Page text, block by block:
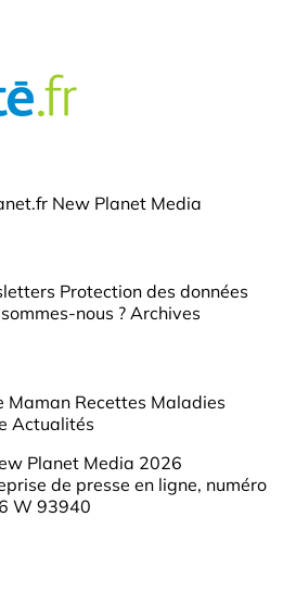
New Planet Media
Protection des données
nous ? Archives
Maman Recettes Maladies
Actualités
Planet Media 2026
de presse en ligne, numéro
W 93940